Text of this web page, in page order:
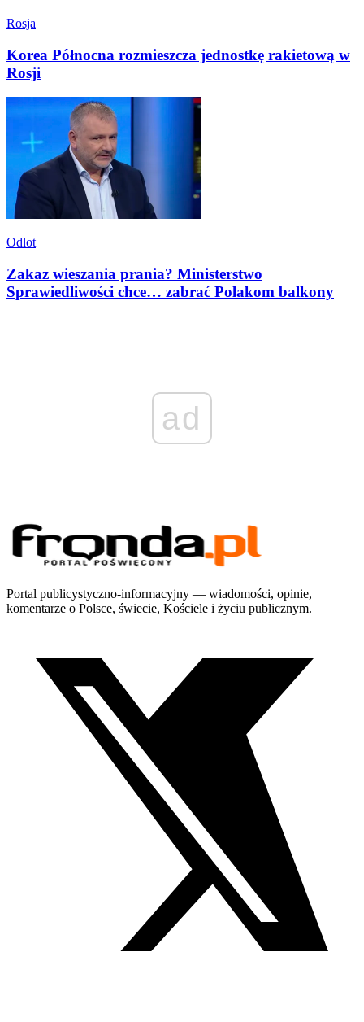
Rosja
Korea Północna rozmieszcza jednostkę rakietową w
Rosji
Odlot
Zakaz wieszania prania? Ministerstwo
Sprawiedliwości chce… zabrać Polakom balkony
ad
Portal publicystyczno-informacyjny — wiadomości, opinie,
komentarze o Polsce, świecie, Kościele i życiu publicznym.